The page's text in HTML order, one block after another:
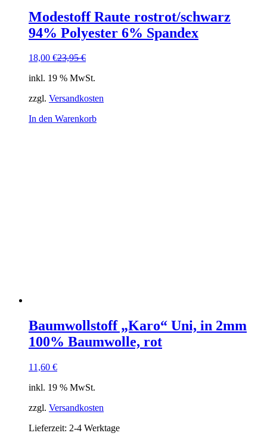
Modestoff Raute rostrot/schwarz
94% Polyester 6% Spandex
23,95€
Ursprünglicher
war:
18,00 €
Aktueller
ist:
inkl. 19 % MwSt.
zzgl. Versandkosten
In den Warenkorb
Baumwollstoff „Karo“ Uni, in 2mm
100% Baumwolle, rot
11,60 €
inkl. 19 % MwSt.
zzgl. Versandkosten
Lieferzeit: 2-4 Werktage